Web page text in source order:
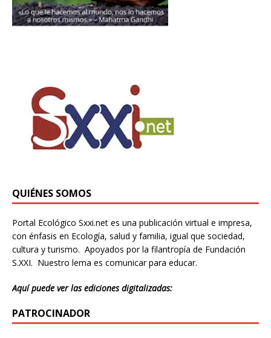
QUIÉNES SOMOS
Portal Ecológico Sxxi.net es una publicación virtual e impresa,
con énfasis en Ecología, salud y familia, igual que sociedad,
cultura y turismo. Apoyados por la filantropía de Fundación
S.XXI. Nuestro lema es comunicar para educar.
Aquí puede ver las ediciones digitalizadas:
PATROCINADOR
Donación